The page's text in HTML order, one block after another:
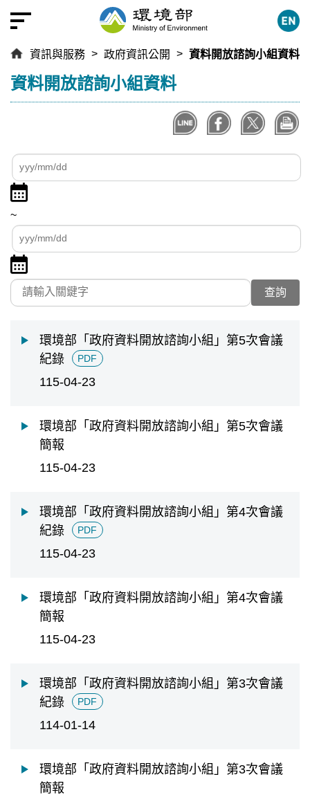
跳
到
要
內
容
資訊與服務 政府資訊公開
資料開放諮詢小組資料
:::
資料開放諮詢小組資料
查
詢
日
區
間
查
詢
起
期
點
選
擇
日
期
日
~
查
詢
迄
日
點
擊
關鍵字
環境部「政府資料開放諮詢小組」第5次會議
紀錄
PDF
115-04-23
環境部「政府資料開放諮詢小組」第5次會議
簡報
115-04-23
環境部「政府資料開放諮詢小組」第4次會議
紀錄
PDF
115-04-23
環境部「政府資料開放諮詢小組」第4次會議
簡報
115-04-23
環境部「政府資料開放諮詢小組」第3次會議
紀錄
PDF
114-01-14
環境部「政府資料開放諮詢小組」第3次會議
簡報